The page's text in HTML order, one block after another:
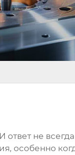
ответ не
особенно